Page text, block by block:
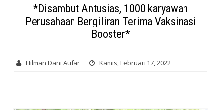
*Disambut Antusias, 1000 karyawan
Perusahaan Bergiliran Terima Vaksinasi
Booster*
Hilman Dani Aufar Kamis, Februari 17, 2022